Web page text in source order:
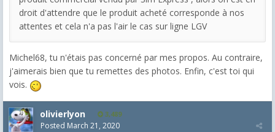
droit d'attendre que le produit acheté corresponde à nos
attentes et cela n'a pas l'air le cas sur ligne LGV
Michel68, tu n'étais pas concerné par mes propos. Au contraire,
j'aimerais bien que tu remettes des photos. Enfin, c'est toi qui
vois.
olivierlyon 3,489
Posted March 21, 2020